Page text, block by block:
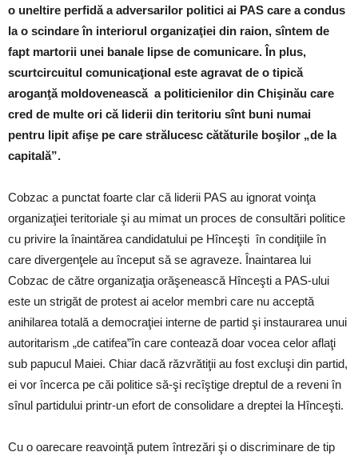
o uneltire perfidă a adversarilor politici ai PAS care a condus
la o scindare în interiorul organizaţiei din raion, sîntem de
fapt martorii unei banale lipse de comunicare. În plus,
scurtcircuitul comunicaţional este agravat de o tipică
aroganţă moldovenească a politicienilor din Chişinău care
cred de multe ori că liderii din teritoriu sînt buni numai
pentru lipit afişe pe care strălucesc cătăturile boşilor „de la
capitală”.
Cobzac a punctat foarte clar că liderii PAS au ignorat voinţa
organizaţiei teritoriale şi au mimat un proces de consultări politice
cu privire la înaintărea candidatului pe Hînceşti în condiţiile în
care divergenţele au început să se agraveze. Înaintarea lui
Cobzac de către organizaţia orăşenească Hînceşti a PAS-ului
este un strigăt de protest ai acelor membri care nu acceptă
anihilarea totală a democraţiei interne de partid şi instaurarea unui
autoritarism „de catifea”în care contează doar vocea celor aflaţi
sub papucul Maiei. Chiar dacă răzvrătiţii au fost excluşi din partid,
ei vor încerca pe căi politice să-şi recîştige dreptul de a reveni în
sînul partidului printr-un efort de consolidare a dreptei la Hînceşti.
Cu o oarecare reavoinţă putem întrezări şi o discriminare de tip